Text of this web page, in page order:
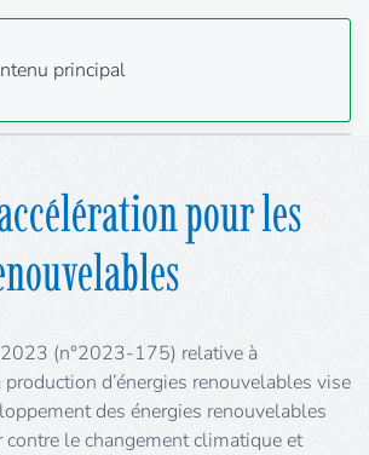
principal
pour les
(n°2023-175) relative à
production d’énergies renouvelables vise
des énergies renouvelables
contre le changement climatique et